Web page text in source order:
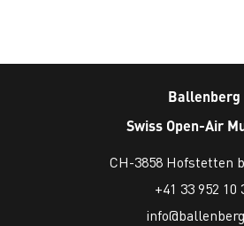
Ballenberg
Swiss Open-Air
CH-3858 Hofstetten
+41 33 952 10